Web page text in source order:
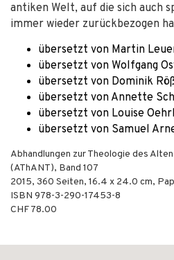
antiken Welt, auf die sich auch
immer wieder zurückbezogen
übersetzt von Martin
übersetzt von Wolfgang
übersetzt von Dominik
übersetzt von Annette
übersetzt von Louise
übersetzt von Samuel
Abhandlungen zur Theologie des
(AThANT), Band 107
2015, 360 Seiten, 16.4 x 24.0 cm,
ISBN 978-3-290-17453-8
CHF 78.00